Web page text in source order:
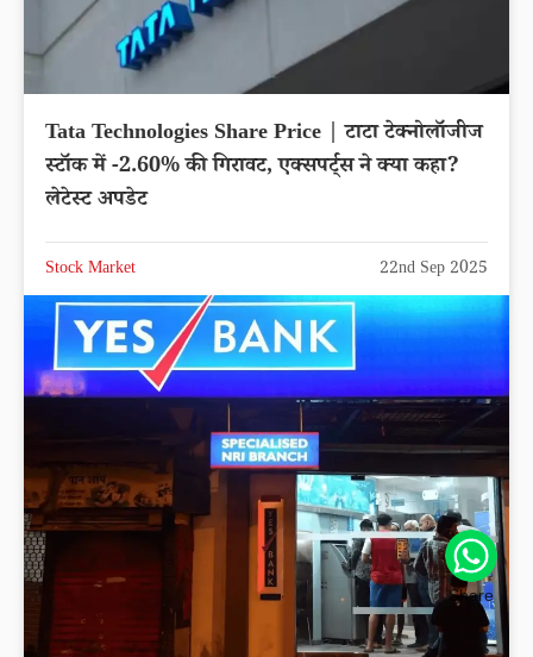
Tata Technologies Share Price | टाटा टेक्नोलॉजीज
स्टॉक में -2.60% की गिरावट, एक्सपर्ट्स ने क्या कहा?
लेटेस्ट अपडेट
Stock Market 22nd Sep 2025
Share